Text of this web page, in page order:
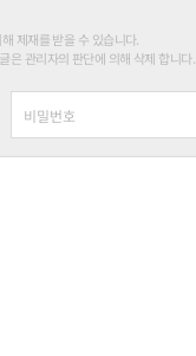
제재를 받을 수 있습니다.
은 관리자의 판단에 의해 삭제 합니다.